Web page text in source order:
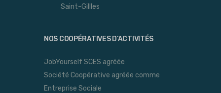
Saint-Gillles
NOS COOPÉRATIVES D’ACTIVITÉS
JobYourself SCES agréée
Société Coopérative agréée comme
Entreprise Sociale